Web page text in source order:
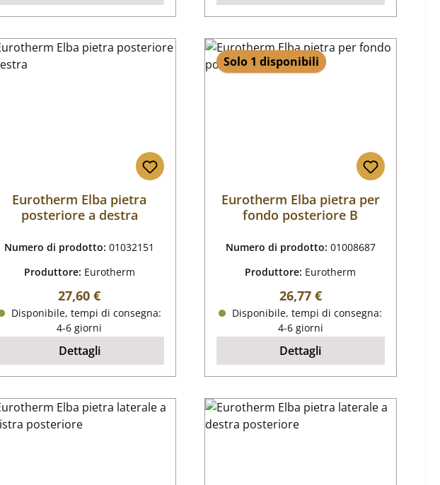
Eurotherm Elba pietra
posteriore a destra
Numero di prodotto:01032151
Produttore: Eurotherm
Prezzo normale:
27,60 €
Disponibile, tempi di consegna:
4-6 giorni
Dettagli
Solo 1 disponibili
Eurotherm Elba pietra per
fondo posteriore B
Numero di prodotto: 01008687
Produttore: Eurotherm
Prezzo normale:
26,77 €
Disponibile, tempi di consegna:
4-6 giorni
Dettagli